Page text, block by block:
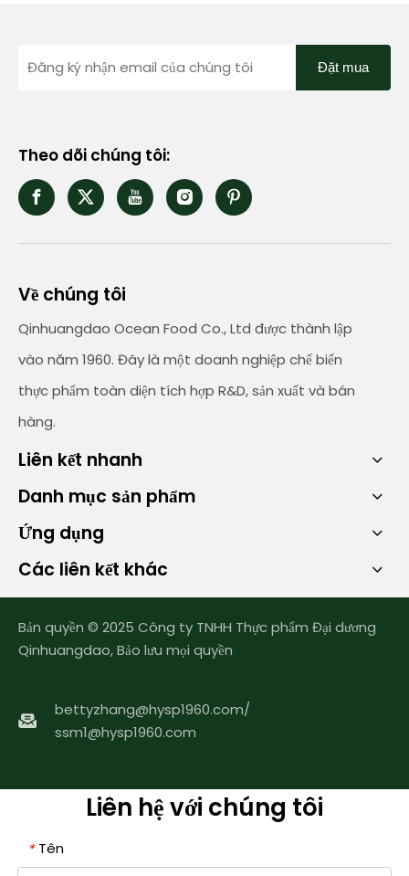
Đặt mua
Theo dõi chúng tôi:
Về chúng tôi
Qinhuangdao Ocean Food Co., Ltd được thành lập
vào năm 1960. Đây là một doanh nghiệp chế biến
thực phẩm toàn diện tích hợp R&D, sản xuất và bán
hàng.
Liên kết nhanh
Danh mục sản phẩm
Ứng dụng
Các liên kết khác
Bản quyền © 2025 Công ty TNHH Thực phẩm Đại dương
Qinhuangdao, Bảo lưu mọi quyền
bettyzhang@hysp1960.com/
ssm1@hysp1960.com
Liên hệ với chúng tôi
* Tên